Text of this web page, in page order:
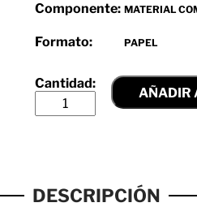
Componente: MATERIAL
Formato: PAPEL
AÑADIR
DESCRIPCIÓN